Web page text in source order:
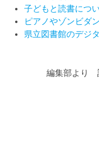
子どもと読書につ
ピアノやゾンビダ
県立図書館のデジ
編集部より